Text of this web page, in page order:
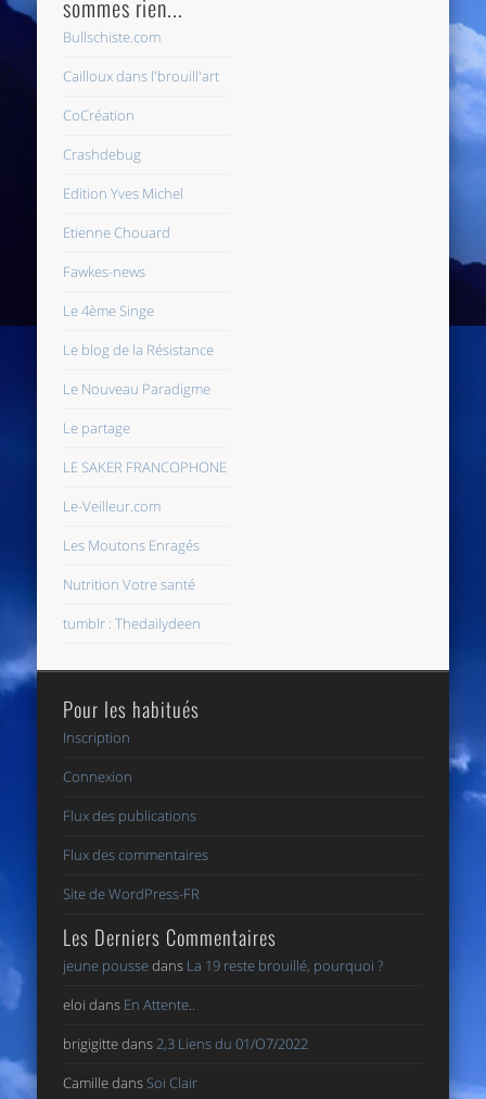
sommes rien...
Bullschiste.com
Cailloux dans l'brouill'art
CoCréation
Crashdebug
Edition Yves Michel
Etienne Chouard
Fawkes-news
Le 4ème Singe
Le blog de la Résistance
Le Nouveau Paradigme
Le partage
LE SAKER FRANCOPHONE
Le-Veilleur.com
Les Moutons Enragés
Nutrition Votre santé
tumblr : Thedailydeen
Pour les habitués
Inscription
Connexion
Flux des publications
Flux des commentaires
Site de WordPress-FR
Les Derniers Commentaires
jeune poussedans La 19 reste brouillé, pourquoi ?
eloi dans En Attente..
brigigittedans2,3 Liens du 01/O7/2022
CamilledansSoi Clair